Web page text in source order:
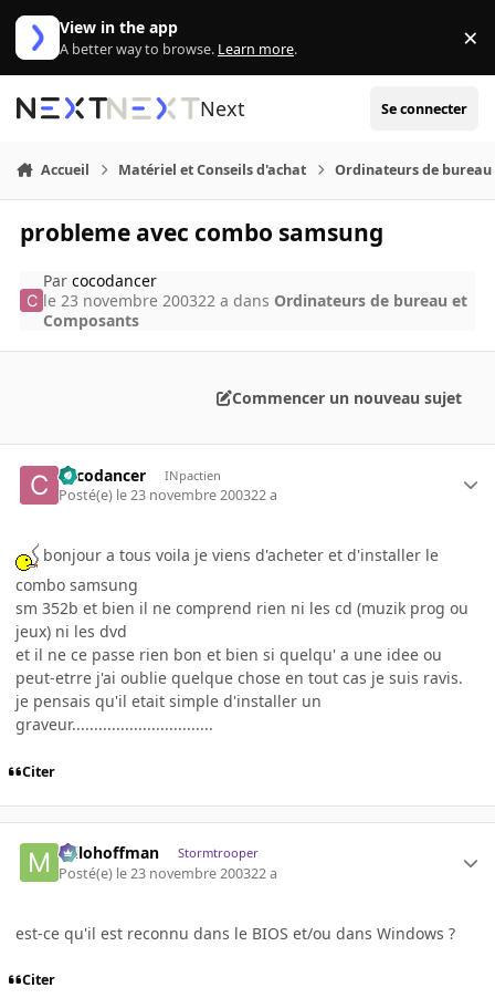
Aller au contenu
View in the app
A better way to browse. Learn more. ×
Next Se connecter
Accueil Matériel et Conseils d'achat Ordinateurs de bureau
probleme avec combo samsung
Parcocodancer
le 23 novembre 200322 a dans Ordinateurs de bureau et
Composants
Commencer un nouveau sujet
cocodancer INpactien
Posté(e) le 23 novembre 200322 a
bonjour a tous voila je viens d'acheter et d'installer le
combo samsung
sm 352b et bien il ne comprend rien ni les cd (muzik prog ou
jeux) ni les dvd
et il ne ce passe rien bon et bien si quelqu' a une idee ou
peut-etrre j'ai oublie quelque chose en tout cas je suis ravis.
je pensais qu'il etait simple d'installer un
graveur................................
Citer
milohoffman Stormtrooper
Posté(e) le 23 novembre 200322 a
est-ce qu'il est reconnu dans le BIOS et/ou dans Windows ?
Citer